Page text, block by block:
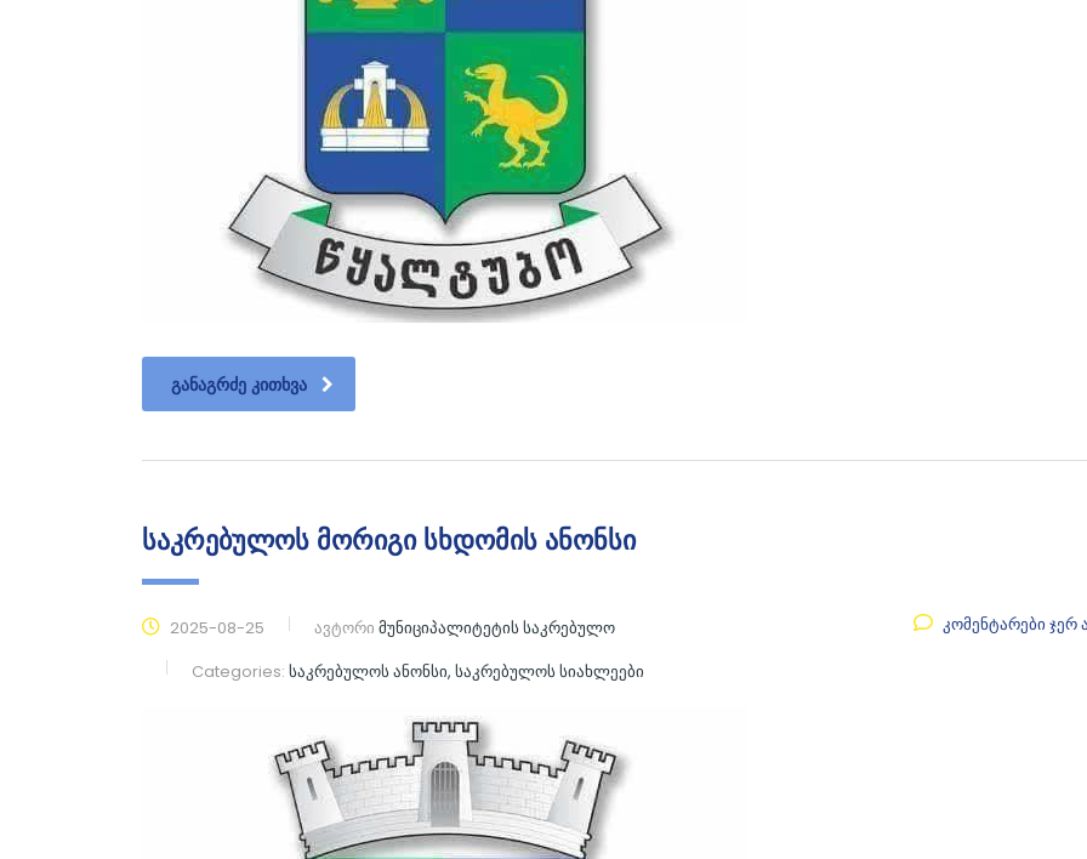
ᲒᲐᲜᲐᲒᲠᲫᲔ ᲙᲘᲗᲮᲕᲐ
საკრებულოს მორიგი სხდომის ანონსი
2025-08-25 ავტორი მუნიციპალიტეტის საკრებულო
Categories: საკრებულოს ანონსი, საკრებულოს სიახლეები
კომენტარები ჯერ